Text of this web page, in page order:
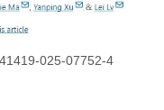
025-07752-4